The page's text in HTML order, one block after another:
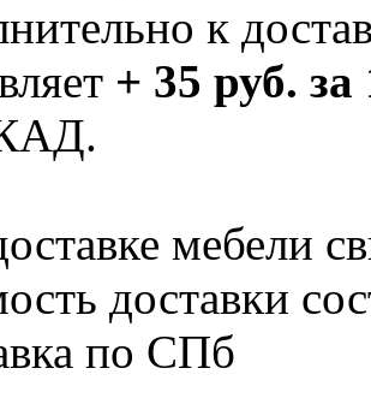
к
+ 35 руб.
мебели
доставки
по СПб